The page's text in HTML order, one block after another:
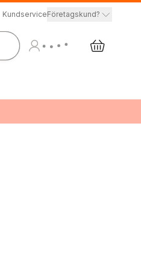
KundserviceFöretagskund?